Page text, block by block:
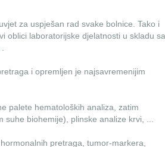
za uspješan rad svake bolnice. Tako i
oblici laboratorijske djelatnosti u skladu sa
i opremljen je najsavremenijim
palete hematoloških analiza, zatim
biohemije), plinske analize krvi, ...
pretraga, tumor-markera,